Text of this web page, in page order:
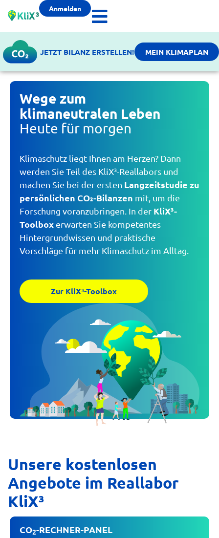
Anmelden
JETZT BILANZ ERSTELLEN! MEIN KLIMAPLAN
Wege zum
klimaneutralen Leben
Heute für morgen
Klimaschutz liegt Ihnen am Herzen? Dann
werden Sie Teil des KliX³-Reallabors und
machen Sie bei der ersten Langzeitstudie zu
persönlichen CO₂-Bilanzen mit, um die
Forschung voranzubringen. In der KliX³-
Toolbox erwarten Sie kompetentes
Hintergrundwissen und praktische
Vorschläge für mehr Klimaschutz im Alltag.
Zur KliX³-Toolbox
Unsere kostenlosen
Angebote im Reallabor
KliX³
CO2-RECHNER-PANEL